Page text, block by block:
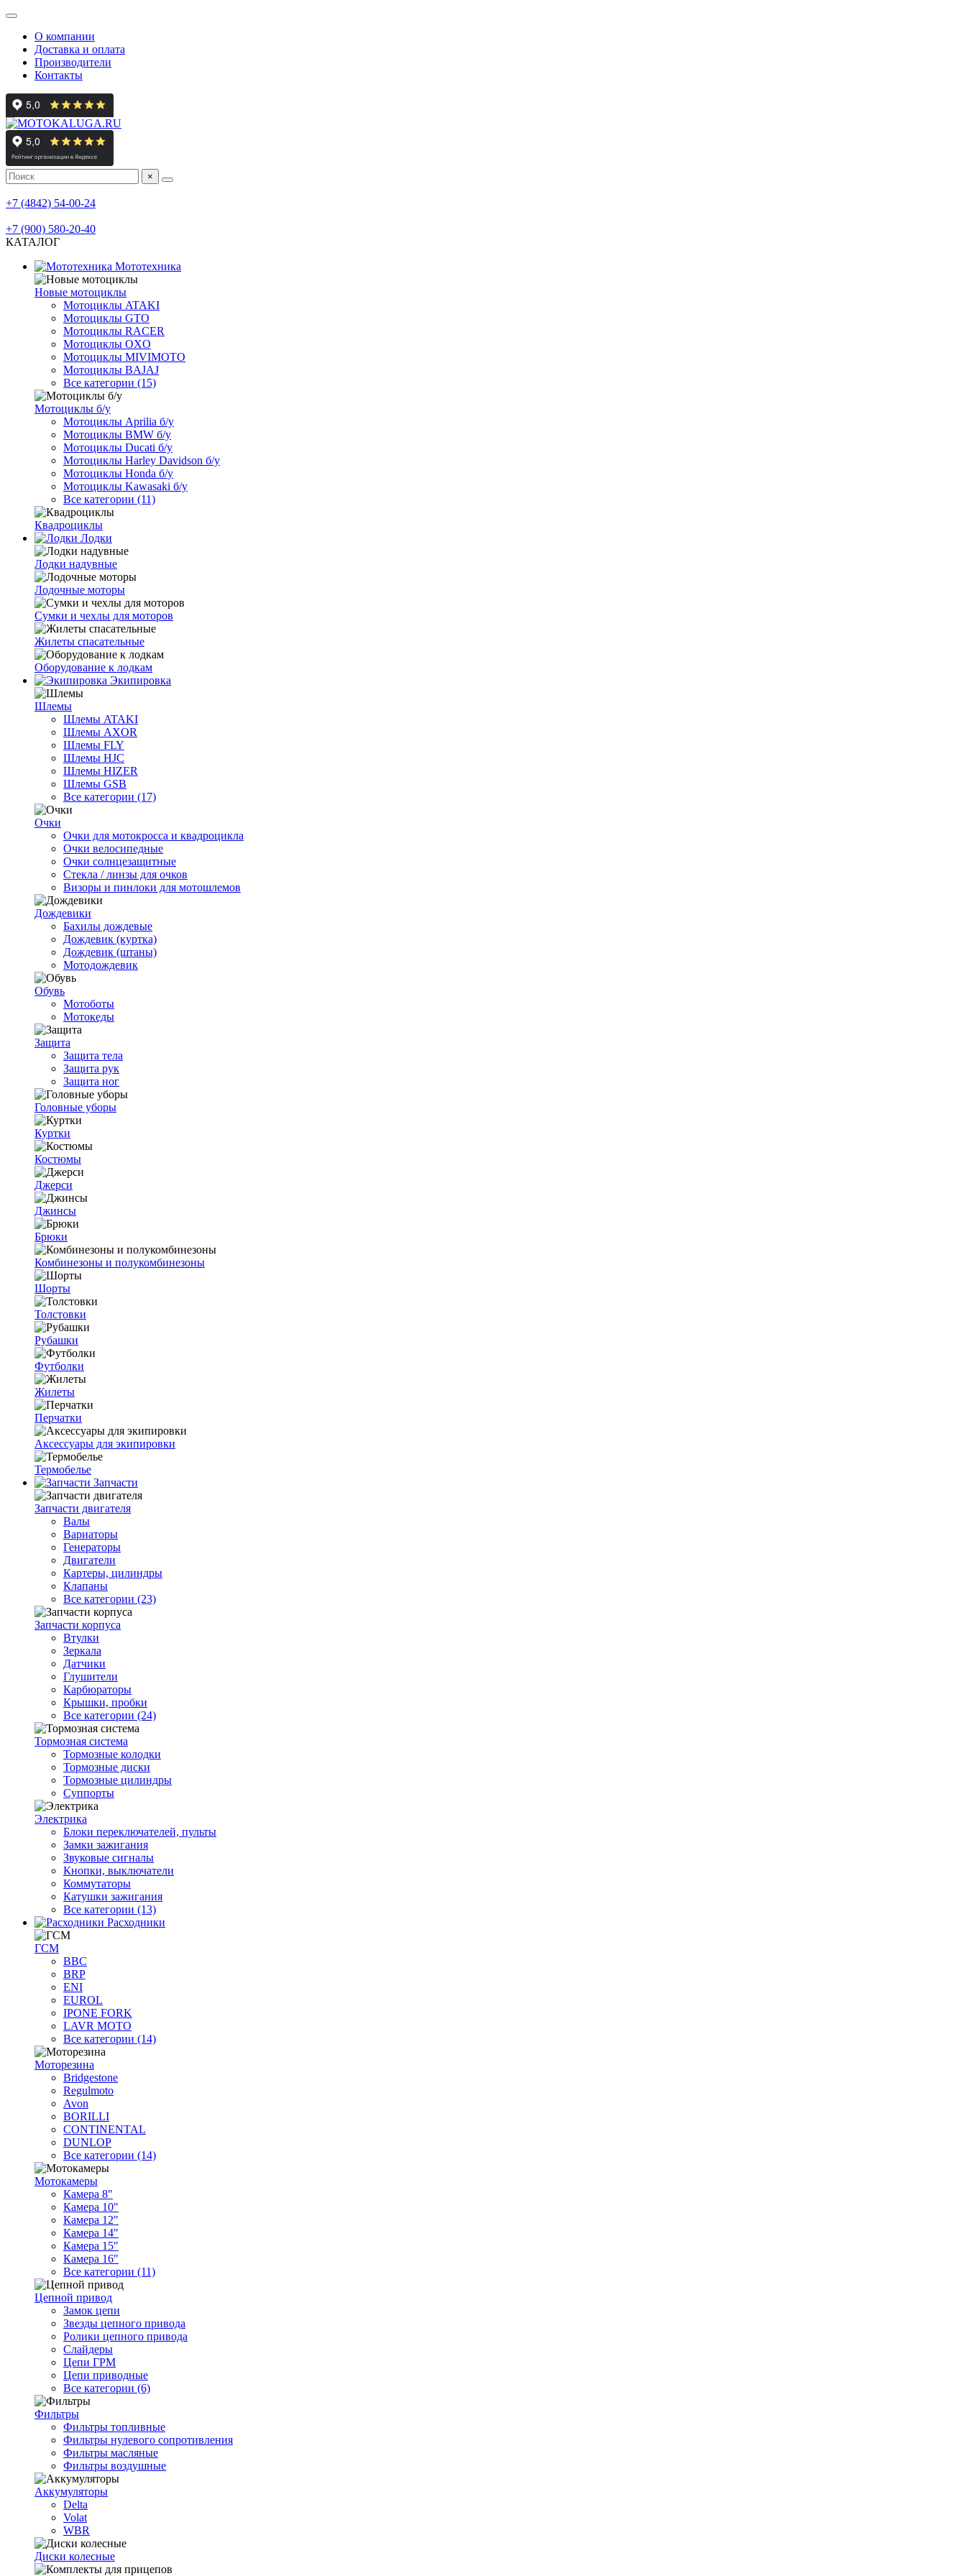
О компании
Доставка и оплата
Производители
Контакты
×
+7 (4842) 54-00-24
+7 (900) 580-20-40
КАТАЛОГ
Мототехника
Новые мотоциклы
Мотоциклы ATAKI
Мотоциклы GTO
Мотоциклы RACER
Мотоциклы OXO
Мотоциклы MIVIMOTO
Мотоциклы BAJAJ
Все категории (15)
Мотоциклы б/у
Мотоциклы Aprilia б/у
Мотоциклы BMW б/у
Мотоциклы Ducati б/у
Мотоциклы Harley Davidson б/у
Мотоциклы Honda б/у
Мотоциклы Kawasaki б/у
Все категории (11)
Квадроциклы
Лодки
Лодки надувные
Лодочные моторы
Сумки и чехлы для моторов
Жилеты спасательные
Оборудование к лодкам
Экипировка
Шлемы
Шлемы ATAKI
Шлемы AXOR
Шлемы FLY
Шлемы HJC
Шлемы HIZER
Шлемы GSB
Все категории (17)
Очки
Очки для мотокросса и квадроцикла
Очки велосипедные
Очки солнцезащитные
Стекла / линзы для очков
Визоры и пинлоки для мотошлемов
Дождевики
Бахилы дождевые
Дождевик (куртка)
Дождевик (штаны)
Мотодождевик
Обувь
Мотоботы
Мотокеды
Защита
Защита тела
Защита рук
Защита ног
Головные уборы
Куртки
Костюмы
Джерси
Джинсы
Брюки
Комбинезоны и полукомбинезоны
Шорты
Толстовки
Рубашки
Футболки
Жилеты
Перчатки
Аксессуары для экипировки
Термобелье
Запчасти
Запчасти двигателя
Валы
Вариаторы
Генераторы
Двигатели
Картеры, цилиндры
Клапаны
Все категории (23)
Запчасти корпуса
Втулки
Зеркала
Датчики
Глушители
Карбюраторы
Крышки, пробки
Все категории (24)
Тормозная система
Тормозные колодки
Тормозные диски
Тормозные цилиндры
Суппорты
Электрика
Блоки переключателей, пульты
Замки зажигания
Звуковые сигналы
Кнопки, выключатели
Коммутаторы
Катушки зажигания
Все категории (13)
Расходники
ГСМ
BBC
BRP
ENI
EUROL
IPONE FORK
LAVR MOTO
Все категории (14)
Моторезина
Bridgestone
Regulmoto
Avon
BORILLI
CONTINENTAL
DUNLOP
Все категории (14)
Мотокамеры
Камера 8"
Камера 10"
Камера 12"
Камера 14"
Камера 15"
Камера 16"
Все категории (11)
Цепной привод
Замок цепи
Звезды цепного привода
Ролики цепного привода
Слайдеры
Цепи ГРМ
Цепи приводные
Все категории (6)
Фильтры
Фильтры топливные
Фильтры нулевого сопротивления
Фильтры масляные
Фильтры воздушные
Аккумуляторы
Delta
Volat
WBR
Диски колесные